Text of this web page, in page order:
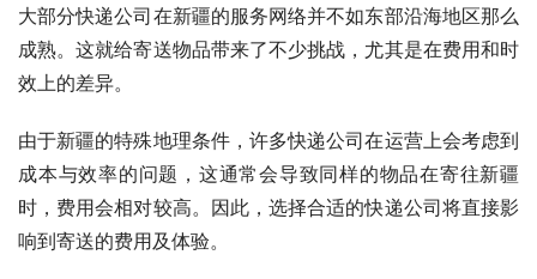
大部分快递公司在新疆的服务网络并不如东部沿海地区那么
成熟。这就给寄送物品带来了不少挑战，尤其是在费用和时
效上的差异。
由于新疆的特殊地理条件，许多快递公司在运营上会考虑到
成本与效率的问题，这通常会导致同样的物品在寄往新疆
时，费用会相对较高。因此，选择合适的快递公司将直接影
响到寄送的费用及体验。